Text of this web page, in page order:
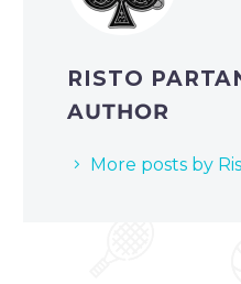
RISTO
AUTHOR
More posts by